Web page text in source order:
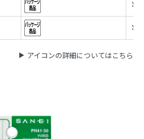
¥
¥
アイコンの詳細についてはこちら